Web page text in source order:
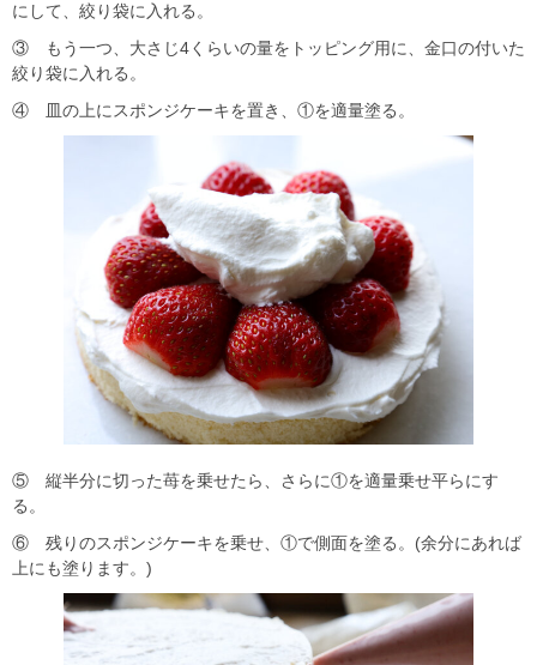
にして、絞り袋に入れる。
③ もう一つ、大さじ4くらいの量をトッピング用に、金口の付いた
絞り袋に入れる。
④ 皿の上にスポンジケーキを置き、①を適量塗る。
⑤ 縦半分に切った苺を乗せたら、さらに①を適量乗せ平らにす
る。
⑥ 残りのスポンジケーキを乗せ、①で側面を塗る。(余分にあれば
上にも塗ります。)